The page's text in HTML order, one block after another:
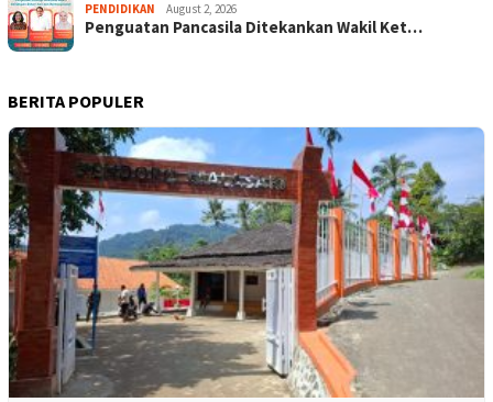
PENDIDIKAN August 2, 2026
Penguatan Pancasila Ditekankan Wakil Ket…
BERITA POPULER